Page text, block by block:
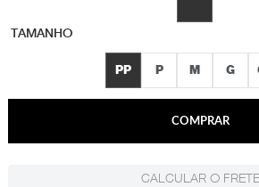
TAMANHO
PP P M G
COMPRAR
CALCULAR O FRETE